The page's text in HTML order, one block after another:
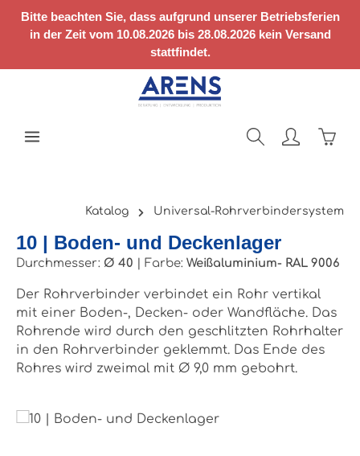
Zum Hauptinhalt springen
Bitte beachten Sie, dass aufgrund unserer Betriebsferien
in der Zeit vom 10.08.2026 bis 28.08.2026 kein Versand
stattfindet.
Katalog Universal-Rohrverbindersystem
10 | Boden- und Deckenlager
Durchmesser: Ø 40 Farbe: Weißaluminium- RAL 9006
Der Rohrverbinder verbindet ein Rohr vertikal
mit einer Boden-, Decken- oder Wandfläche. Das
Rohrende wird durch den geschlitzten Rohrhalter
in den Rohrverbinder geklemmt. Das Ende des
Rohres wird zweimal mit Ø 9,0 mm gebohrt.
Bildergalerie überspringen